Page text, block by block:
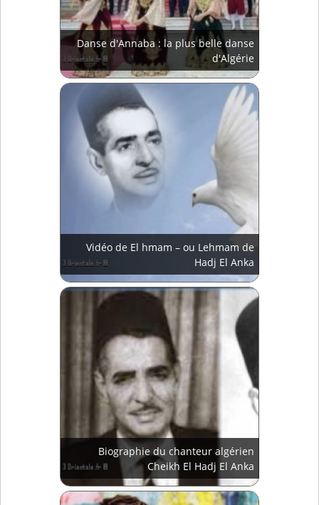
Danse d'Annaba : la plus belle danse
d'Algérie
Vidéo de El hmam – ou Lehmam de
Hadj El Anka
Biographie du chanteur algérien
Cheikh El Hadj El Anka